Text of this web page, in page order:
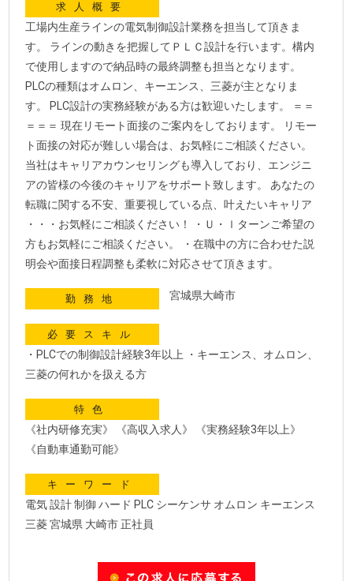
求人概要
工場内生産ラインの電気制御設計業務を担当して頂きま
す。 ラインの動きを把握してＰＬＣ設計を行います。構内
で使用しますので納品時の最終調整も担当となります。
PLCの種類はオムロン、キーエンス、三菱が主となりま
す。 PLC設計の実務経験がある方は歓迎いたします。 ＝＝
＝＝＝ 現在リモート面接のご案内をしております。 リモー
ト面接の対応が難しい場合は、お気軽にご相談ください。
当社はキャリアカウンセリングも導入しており、エンジニ
アの皆様の今後のキャリアをサポート致します。 あなたの
転職に関する不安、重要視している点、叶えたいキャリア
・・・お気軽にご相談ください！ ・Ｕ・ｌターンご希望の
方もお気軽にご相談ください。 ・在職中の方に合わせた説
明会や面接日程調整も柔軟に対応させて頂きます。
勤務地 宮城県大崎市
必要スキル
・PLCでの制御設計経験3年以上 ・キーエンス、オムロン、
三菱の何れかを扱える方
特色
《社内研修充実》 《高収入求人》 《実務経験3年以上》
《自動車通勤可能》
キーワード
電気 設計 制御 ハード PLC シーケンサ オムロン キーエンス
三菱 宮城県 大崎市 正社員